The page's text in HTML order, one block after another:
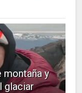
montaña y
glaciar